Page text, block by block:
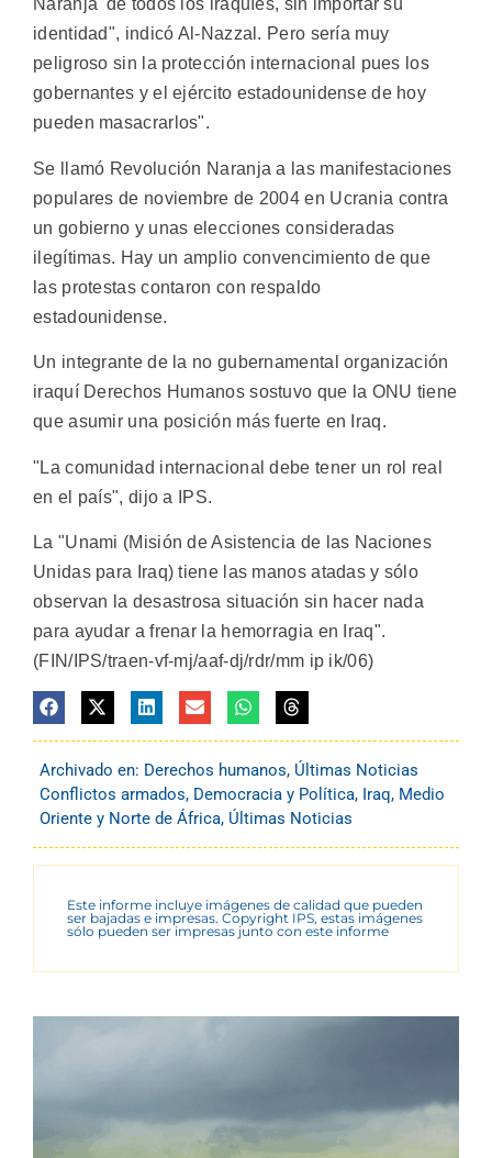
Naranja' de todos los iraquíes, sin importar su
identidad", indicó Al-Nazzal. Pero sería muy
peligroso sin la protección internacional pues los
gobernantes y el ejército estadounidense de hoy
pueden masacrarlos".
Se llamó Revolución Naranja a las manifestaciones
populares de noviembre de 2004 en Ucrania contra
un gobierno y unas elecciones consideradas
ilegítimas. Hay un amplio convencimiento de que
las protestas contaron con respaldo
estadounidense.
Un integrante de la no gubernamental organización
iraquí Derechos Humanos sostuvo que la ONU tiene
que asumir una posición más fuerte en Iraq.
"La comunidad internacional debe tener un rol real
en el país", dijo a IPS.
La "Unami (Misión de Asistencia de las Naciones
Unidas para Iraq) tiene las manos atadas y sólo
observan la desastrosa situación sin hacer nada
para ayudar a frenar la hemorragia en Iraq".
(FIN/IPS/traen-vf-mj/aaf-dj/rdr/mm ip ik/06)
Archivado en: Derechos humanos, Últimas Noticias
Conflictos armados, Democracia y Política, Iraq, Medio
Oriente y Norte de África, Últimas Noticias
Este informe incluye imágenes de calidad que pueden
ser bajadas e impresas. Copyright IPS, estas imágenes
sólo pueden ser impresas junto con este informe